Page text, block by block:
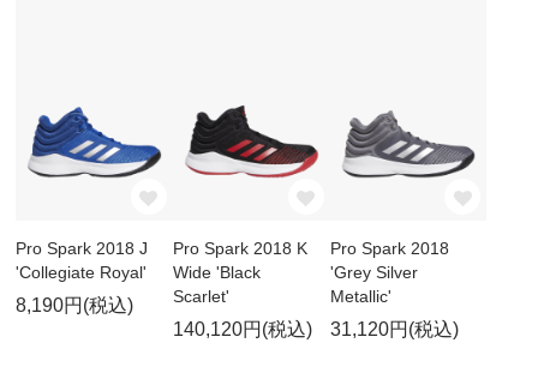
Pro Spark 2018 J
'Collegiate Royal'
8,190円(税込)
Pro Spark 2018 K
Wide 'Black
Scarlet'
140,120円(税込)
Pro Spark 2018
'Grey Silver
Metallic'
31,120円(税込)